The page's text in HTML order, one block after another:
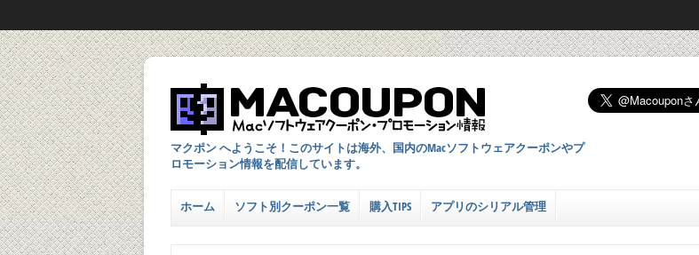
マクポン へようこそ！このサイトは海外、国内のMacソフトウェアクーポンやプ
ロモーション情報を配信しています。
ホーム ソフト別クーポン一覧 購入TIPS アプリのシリアル管理